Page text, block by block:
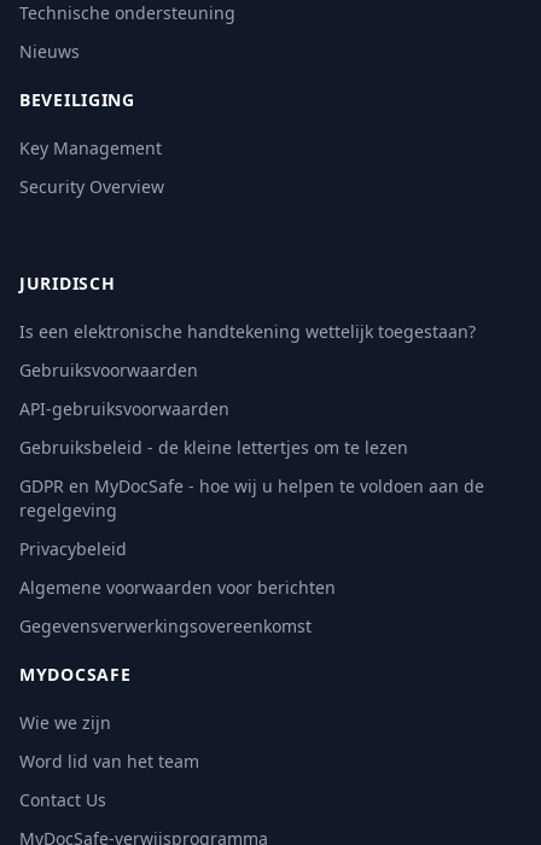
Technische ondersteuning
Nieuws
BEVEILIGING
Key Management
Security Overview
JURIDISCH
Is een elektronische handtekening wettelijk toegestaan?
Gebruiksvoorwaarden
API-gebruiksvoorwaarden
Gebruiksbeleid - de kleine lettertjes om te lezen
GDPR en MyDocSafe - hoe wij u helpen te voldoen aan de
regelgeving
Privacybeleid
Algemene voorwaarden voor berichten
Gegevensverwerkingsovereenkomst
MYDOCSAFE
Wie we zijn
Word lid van het team
Contact Us
MyDocSafe-verwijsprogramma